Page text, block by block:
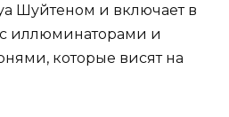
Шуйтеном и включает в
иллюминаторами и
которые висят на